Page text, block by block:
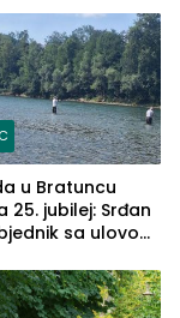
u Bratuncu
25. jubilej: Srđan
sa ulovom